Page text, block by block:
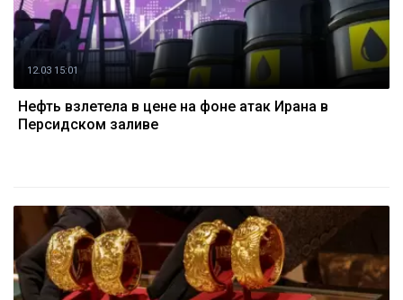
12.03 15:01
Нефть взлетела в цене на фоне атак Ирана в
Персидском заливе